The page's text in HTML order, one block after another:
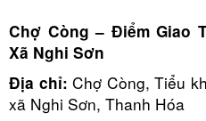
Chợ Còng – Điểm Giao
Xã Nghi Sơn
Địa chỉ: Chợ Còng, Tiểu
xã Nghi Sơn, Thanh Hóa